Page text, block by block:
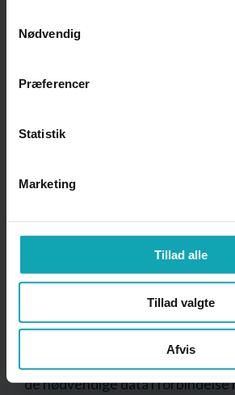
Nødvendig
Præferencer
Statistik
Marketing
Tillad alle
Tillad valgte
Afvis
Information om skolen:
EUD / EUX og HHX:
Jakobsson,
Baljelb@vardehs.dk
Anvendelse af
de nødvendige data i forbindelse